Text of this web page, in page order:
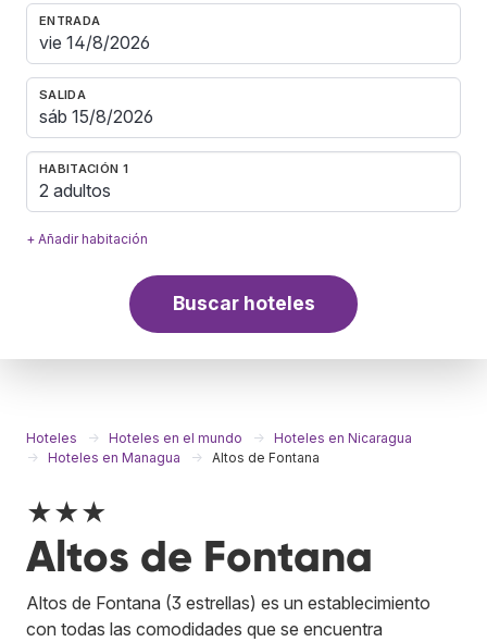
ENTRADA
SALIDA
HABITACIÓN 1
2 adultos
+ Añadir habitación
Buscar hoteles
Hoteles Hoteles en el mundo
Hoteles en Nicaragua
Hoteles en Managua
Altos de Fontana
★★★
Altos de Fontana
Altos de Fontana (3 estrellas) es un establecimiento
con todas las comodidades que se encuentra